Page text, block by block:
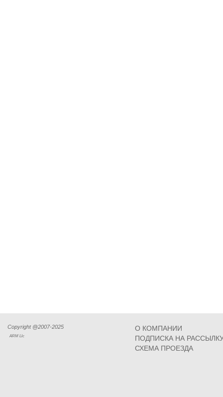
Copyright @2007-2025
ARM Llc
О КОМПАНИИ
ПОДПИСКА НА
СХЕМА ПРОЕЗДА